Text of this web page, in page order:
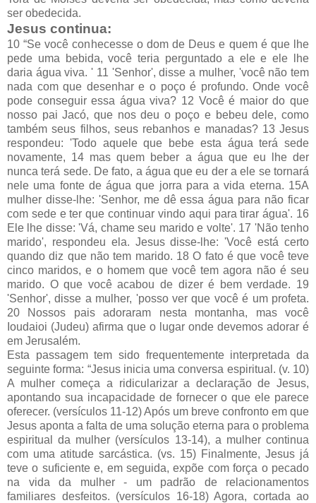
ser obedecida.
Jesus continua:
10 “Se você conhecesse o dom de Deus e quem é que lhe
pede uma bebida, você teria perguntado a ele e ele lhe
daria água viva. ' 11 'Senhor', disse a mulher, 'você não tem
nada com que desenhar e o poço é profundo. Onde você
pode conseguir essa água viva? 12 Você é maior do que
nosso pai Jacó, que nos deu o poço e bebeu dele, como
também seus filhos, seus rebanhos e manadas? 13 Jesus
respondeu: 'Todo aquele que bebe esta água terá sede
novamente, 14 mas quem beber a água que eu lhe der
nunca terá sede. De fato, a água que eu der a ele se tornará
nele uma fonte de água que jorra para a vida eterna. 15A
mulher disse-lhe: 'Senhor, me dê essa água para não ficar
com sede e ter que continuar vindo aqui para tirar água'. 16
Ele lhe disse: 'Vá, chame seu marido e volte'. 17 'Não tenho
marido', respondeu ela. Jesus disse-lhe: 'Você está certo
quando diz que não tem marido. 18 O fato é que você teve
cinco maridos, e o homem que você tem agora não é seu
marido. O que você acabou de dizer é bem verdade. 19
'Senhor', disse a mulher, 'posso ver que você é um profeta.
20 Nossos pais adoraram nesta montanha, mas você
Ioudaioi (Judeu) afirma que o lugar onde devemos adorar é
em Jerusalém.
Esta passagem tem sido frequentemente interpretada da
seguinte forma: “Jesus inicia uma conversa espiritual. (v. 10)
A mulher começa a ridicularizar a declaração de Jesus,
apontando sua incapacidade de fornecer o que ele parece
oferecer. (versículos 11-12) Após um breve confronto em que
Jesus aponta a falta de uma solução eterna para o problema
espiritual da mulher (versículos 13-14), a mulher continua
com uma atitude sarcástica. (vs. 15) Finalmente, Jesus já
teve o suficiente e, em seguida, expõe com força o pecado
na vida da mulher - um padrão de relacionamentos
familiares desfeitos. (versículos 16-18) Agora, cortada ao